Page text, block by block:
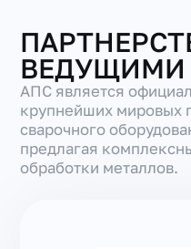
ВЕДУЩИМИ
АПС является
крупнейших мировых
сварочного
предлагая
обработки металлов.